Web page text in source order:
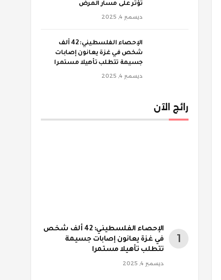
تؤثر على مسار المرض
ديسمبر 4, 2025
الإحصاء الفلسطيني: 42 ألف
شخص في غزة يعانون إصابات
جسيمة تتطلب تأهيلا مستمرا
ديسمبر 4, 2025
رائج الآن
الإحصاء الفلسطيني: 42 ألف شخص
في غزة يعانون إصابات جسيمة
تتطلب تأهيلا مستمرا
ديسمبر 4, 2025